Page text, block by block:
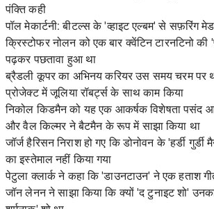
पंक्ति कही
पॉल मेकार्टनी: बीटल्स के 'व्हाइट एल्बम' से सफ़रिंग
क्रिस्टोफर नोलन को एक बार क्वेंटिन टारनटिनो
पढ़कर पछतावा हुआ था
ब्रैडली कूपर का अभिनय करियर उस समय चरम पर
प्रोजेक्ट में जूलिया रॉबर्ट्स के साथ काम किया
निकोल किडमैन को यह एक आकर्षक विशेषता पसंद
और वैल किल्मर ने बैटमैन के रूप में साझा किया था
जॉर्ज हैरिसन निराश हो गए कि डोनोवन के 'हर्डी
का इस्तेमाल नहीं किया गया
पेटुला क्लार्क ने कहा कि 'डाउनटाउन' ने एक हताश
जॉन लेनन ने साझा किया कि क्यों 'द टुनाइट शो'